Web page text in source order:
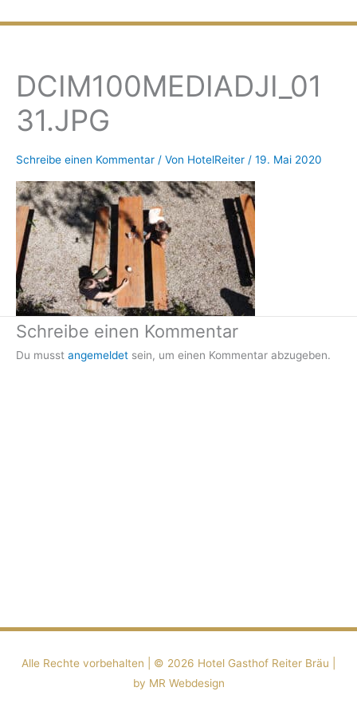
Inhalt
DCIM100MEDIADJI_01
31.JPG
Schreibe einen Kommentar / Von HotelReiter / 19. Mai 2020
Schreibe einen Kommentar
Du musst angemeldet sein, um einen Kommentar abzugeben.
Alle Rechte vorbehalten | ©️ 2026 Hotel Gasthof Reiter Bräu
by MR Webdesign